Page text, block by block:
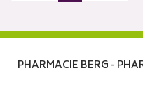
PHARMACIE BERG -